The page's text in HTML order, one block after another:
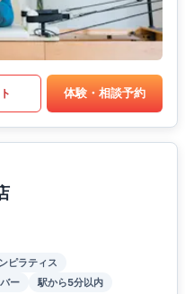
体験・相談予約
ピラティス
ー 駅から5分以内